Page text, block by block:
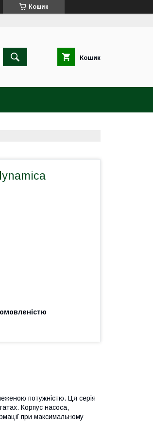
Кошик
Кошик
потужністю. Ця серія
Корпус насоса,
при максимальному